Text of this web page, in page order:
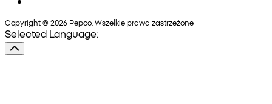
Copyright © 2026 Pepco. Wszelkie prawa zastrzeżone
Selected Language: